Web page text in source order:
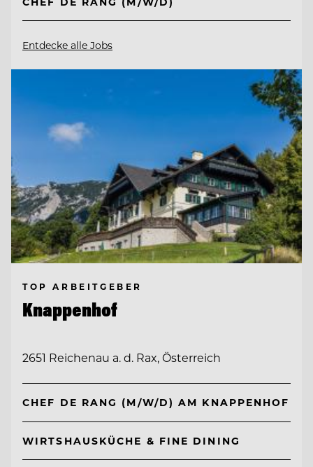
Entdecke alle Jobs
TOP ARBEITGEBER
Knappenhof
2651 Reichenau a. d. Rax, Österreich
CHEF DE RANG (M/W/D) AM KNAPPENHOF
WIRTSHAUSKÜCHE & FINE DINING